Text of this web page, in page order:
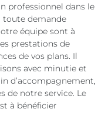
professionnel dans le
toute demande
équipe sont à
prestations de
de vos plans. Il
avec minutie et
d’accompagnement,
de notre service. Le
à bénéficier